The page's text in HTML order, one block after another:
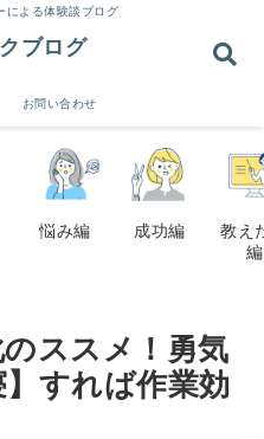
による体験談ブログ
ブログ
お問い合わせ
悩み編 成功編
教え
編
ススメ！勇気
すれば作業効